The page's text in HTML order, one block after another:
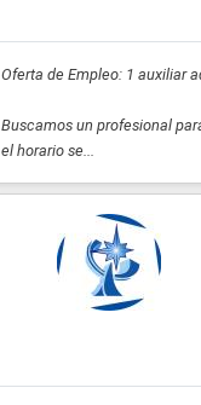
Oferta de Empleo: 1 auxiliar
Buscamos un profesional
el horario se...